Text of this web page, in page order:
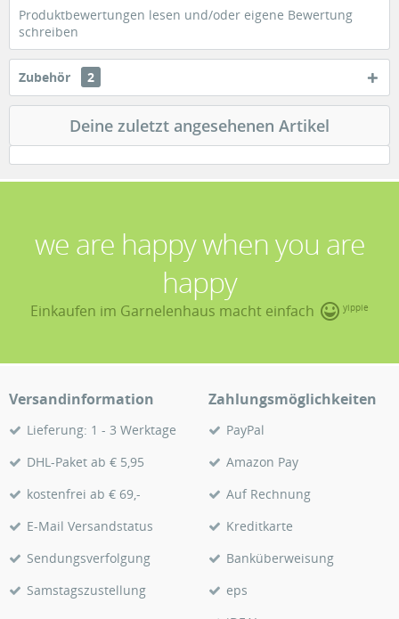
Produktbewertungen lesen und/oder eigene Bewertung
schreiben
Zubehör 2
Deine zuletzt angesehenen Artikel
we are happy when you are
happy
Einkaufen im Garnelenhaus macht einfach yippie
Versandinformation
Lieferung: 1 - 3 Werktage
DHL-Paket ab € 5,95
kostenfrei ab € 69,-
E-Mail Versandstatus
Sendungsverfolgung
Samstagszustellung
Zahlungsmöglichkeiten
PayPal
Amazon Pay
Auf Rechnung
Kreditkarte
Banküberweisung
eps